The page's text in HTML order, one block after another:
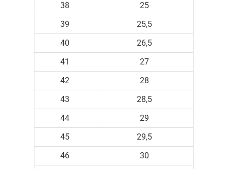
38
25
39
25,5
40
26,5
41
27
42
28
43
28,5
44
29
45
29,5
46
30